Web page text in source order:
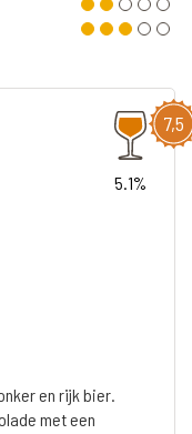
7,5
5.1%
en rijk bier.
met een